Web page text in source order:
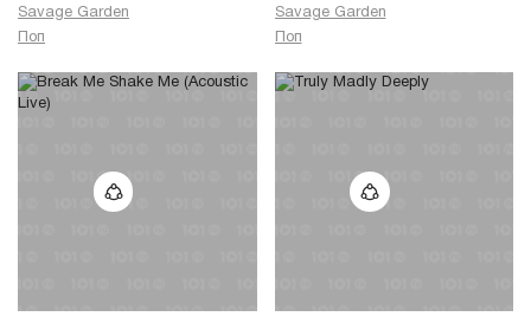
Savage Garden
Поп
Savage Garden
Поп